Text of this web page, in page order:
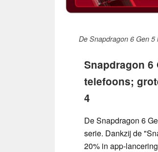
De Snapdragon 6 Gen
Snapdragon
telefoons;
4
De Snapdragon 6
serie. Dankzij de
20% in app-